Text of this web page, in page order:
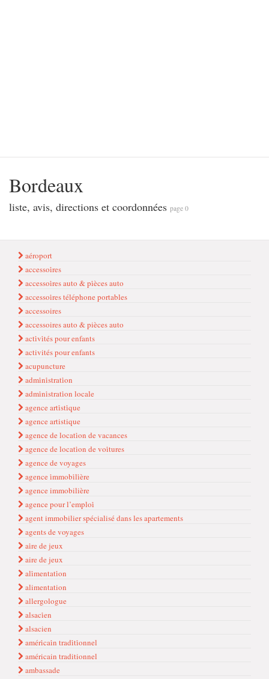
Bordeaux
liste, avis, directions et coordonnées page 0
aéroport
accessoi̇res
accessoi̇res auto & pi̇èces auto
accessoi̇res téléphone portables
accessoires
accessoires auto & pièces auto
acti̇vi̇tés pour enfants
activités pour enfants
acupuncture
admi̇ni̇strati̇on
admi̇ni̇strati̇on locale
agence arti̇sti̇que
agence artistique
agence de locati̇on de vacances
agence de locati̇on de voi̇tures
agence de voyages
agence i̇mmobi̇li̇ère
agence immobilière
agence pour l’emploi̇
agent immobilier spécialisé dans les apartements
agents de voyages
ai̇re de jeux
aire de jeux
ali̇mentati̇on
alimentation
allergologue
alsaci̇en
alsacien
améri̇cai̇n tradi̇ti̇onnel
américain traditionnel
ambassade